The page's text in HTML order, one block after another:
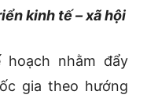
kinh tế – xã hội
hoạch nhằm đẩy
gia theo hướng